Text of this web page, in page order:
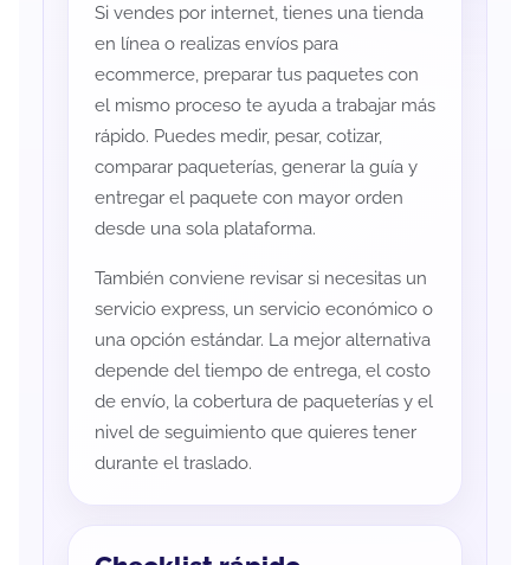
Si vendes por internet, tienes una tienda
en línea o realizas envíos para
ecommerce, preparar tus paquetes con
el mismo proceso te ayuda a trabajar más
rápido. Puedes medir, pesar, cotizar,
comparar paqueterías, generar la guía y
entregar el paquete con mayor orden
desde una sola plataforma.
También conviene revisar si necesitas un
servicio express, un servicio económico o
una opción estándar. La mejor alternativa
depende del tiempo de entrega, el costo
de envío, la cobertura de paqueterías y el
nivel de seguimiento que quieres tener
durante el traslado.